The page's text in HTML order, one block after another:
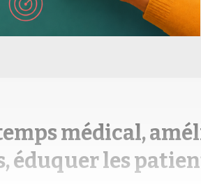
médical,
éduquer les